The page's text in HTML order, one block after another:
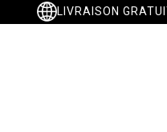
LIVRAISON